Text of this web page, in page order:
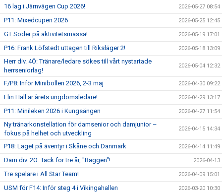
16 lag i Järnvägen Cup 2026! 2026-05-27 08:54
P11: Mixedcupen 2026 2026-05-25 12:45
GT Söder på aktivitetsmässa! 2026-05-19 17:01
P16: Frank Löfstedt uttagen till Riksläger 2! 2026-05-18 13:09
Herr div. 4Ö: Tränare/ledare sökes till vårt nystartade
herrseniorlag!
2026-05-04 12:32
F/P8: Inför Minibollen 2026, 2-3 maj 2026-04-30 09:22
Elin Hall är årets ungdomsledare! 2026-04-29 13:17
P11: Minileken 2026 i Kungsängen 2026-04-27 11:54
Ny tränarkonstellation för damsenior och damjunior –
fokus på helhet och utveckling
2026-04-15 14:34
P18: Laget på äventyr i Skåne och Danmark 2026-04-14 11:49
Dam div. 2Ö: Tack för tre år, "Baggen"! 2026-04-13
Tre spelare i All Star Team! 2026-04-09 15:01
USM för F14: Inför steg 4 i Vikingahallen 2026-03-20 10:30